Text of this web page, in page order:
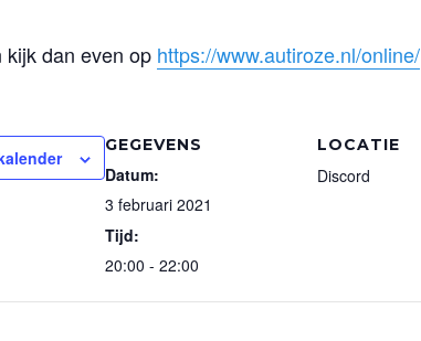
dan even op https://www.autiroze.nl/online/
GEGEVENS
Datum:
3 februari 2021
Tijd:
20:00 - 22:00
LOCATIE
Discord